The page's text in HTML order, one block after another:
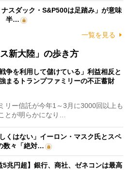
ナスダック・S&P500は足踏み」が意味
半…
一覧を見る
新大陸」の歩き方
戦争を利用して儲けている」利益相反と
まるトランプファミリーの不正蓄財
ー信託が今年1～3月に3000回以上も
とが明らかになり…
くはない」イーロン・マスク氏とスペ
数々「絶対…
5兆円超】銀行、商社、ゼネコンは最高